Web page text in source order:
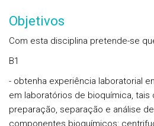
Objetivos
Com esta disciplina pretende-se
B1
- obtenha experiência laboratorial
em laboratórios de bioquímica,
preparação, separação e análise
componentes bioquímicos: